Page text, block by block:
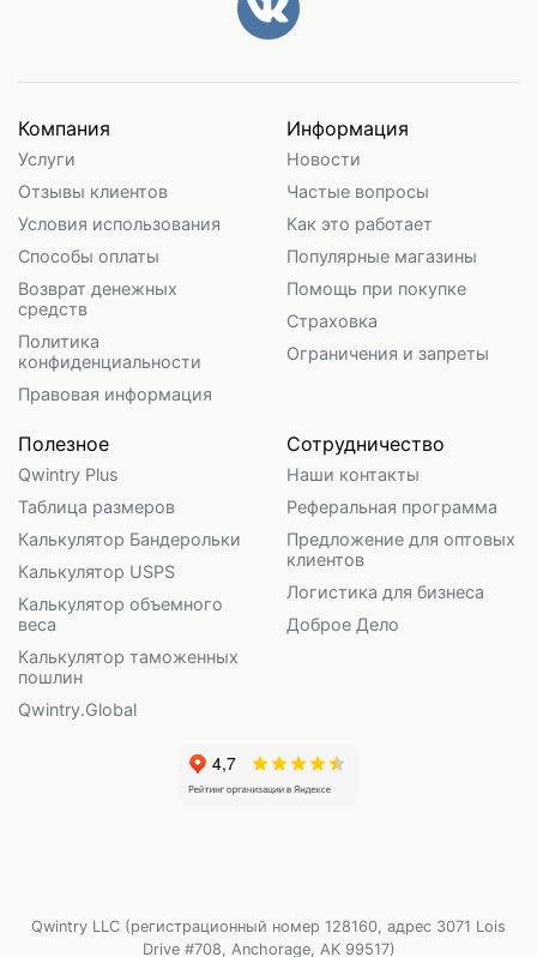
Компания
Услуги
Отзывы клиентов
Условия использования
Способы оплаты
Возврат денежных
средств
Политика
конфиденциальности
Правовая информация
Информация
Новости
Частые вопросы
Как это работает
Популярные магазины
Помощь при покупке
Страховка
Ограничения и запреты
Полезное
Qwintry Plus
Таблица размеров
Калькулятор Бандерольки
Калькулятор USPS
Калькулятор объемного
веса
Калькулятор таможенных
пошлин
Qwintry.Global
Сотрудничество
Наши контакты
Реферальная программа
Предложение для оптовых
клиентов
Логистика для бизнеса
Доброе Дело
Qwintry LLC (регистрационный номер 128160, адрес 3071 Lois
Drive #708, Anchorage, AK 99517)